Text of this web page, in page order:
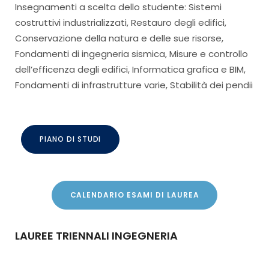
Insegnamenti a scelta dello studente: Sistemi
costruttivi industrializzati, Restauro degli edifici,
Conservazione della natura e delle sue risorse,
Fondamenti di ingegneria sismica, Misure e controllo
dell’efficenza degli edifici, Informatica grafica e BIM,
Fondamenti di infrastrutture varie, Stabilità dei pendii
PIANO DI STUDI
CALENDARIO ESAMI DI LAUREA
LAUREE TRIENNALI INGEGNERIA